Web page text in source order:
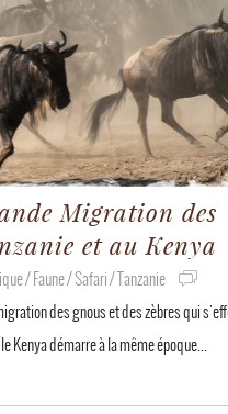
Migration des
et au Kenya
/ Faune / Safari / Tanzanie
des gnous et des zèbres qui
Kenya démarre à la même époque...